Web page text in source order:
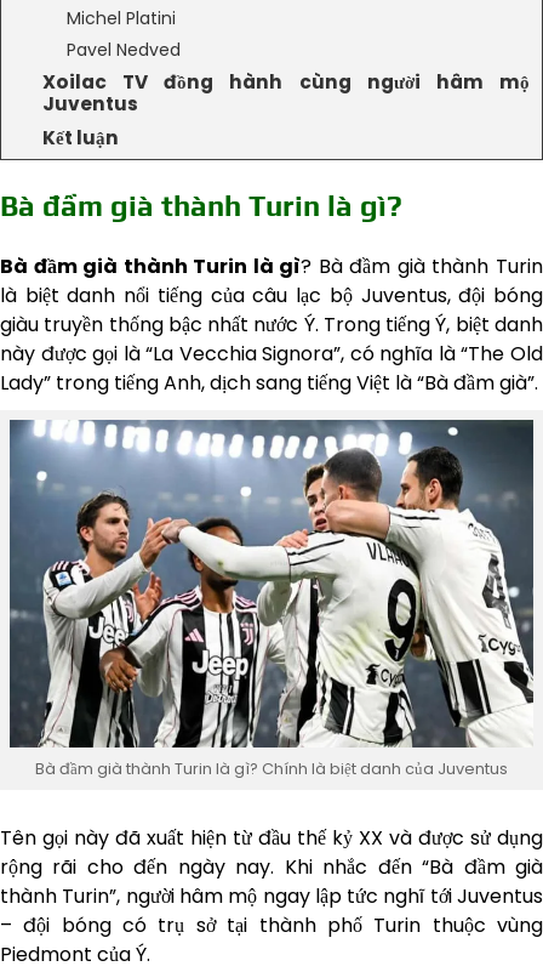
Michel Platini
Pavel Nedved
Xoilac TV đồng hành cùng người hâm mộ
Juventus
Kết luận
Bà đầm già thành Turin là gì?
Bà đầm già thành Turin là gì? Bà đầm già thành Turin
là biệt danh nổi tiếng của câu lạc bộ Juventus, đội bóng
giàu truyền thống bậc nhất nước Ý. Trong tiếng Ý, biệt danh
này được gọi là “La Vecchia Signora”, có nghĩa là “The Old
Lady” trong tiếng Anh, dịch sang tiếng Việt là “Bà đầm già”.
Bà đầm già thành Turin là gì? Chính là biệt danh của Juventus
Tên gọi này đã xuất hiện từ đầu thế kỷ XX và được sử dụng
rộng rãi cho đến ngày nay. Khi nhắc đến “Bà đầm già
thành Turin”, người hâm mộ ngay lập tức nghĩ tới Juventus
– đội bóng có trụ sở tại thành phố Turin thuộc vùng
Piedmont của Ý.